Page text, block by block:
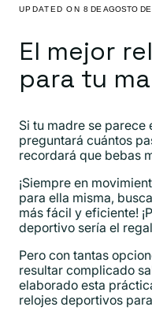
UPDATED ON8 DE AGOSTO
El mejor
para tu
Si tu madre se parece
preguntará cuántos
recordará que bebas
¡Siempre en
para ella misma,
más fácil y eficiente!
deportivo sería el
Pero con tantas
resultar complicado
elaborado esta
relojes deportivos